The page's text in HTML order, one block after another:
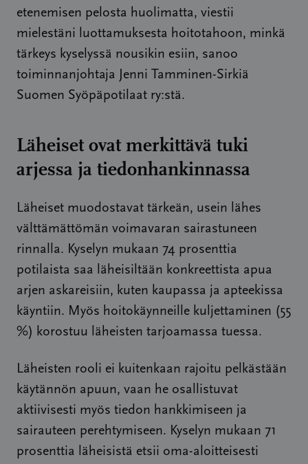
etenemisen pelosta huolimatta, viestii
mielestäni luottamuksesta hoitotahoon, minkä
tärkeys kyselyssä nousikin esiin, sanoo
toiminnanjohtaja Jenni Tamminen-Sirkiä
Suomen Syöpäpotilaat ry:stä.
Läheiset ovat merkittävä tuki
arjessa ja tiedonhankinnassa
Läheiset muodostavat tärkeän, usein lähes
välttämättömän voimavaran sairastuneen
rinnalla. Kyselyn mukaan 74 prosenttia
potilaista saa läheisiltään konkreettista apua
arjen askareisiin, kuten kaupassa ja apteekissa
käyntiin. Myös hoitokäynneille kuljettaminen (55
%) korostuu läheisten tarjoamassa tuessa.
Läheisten rooli ei kuitenkaan rajoitu pelkästään
käytännön apuun, vaan he osallistuvat
aktiivisesti myös tiedon hankkimiseen ja
sairauteen perehtymiseen. Kyselyn mukaan 71
prosenttia läheisistä etsii oma-aloitteisesti